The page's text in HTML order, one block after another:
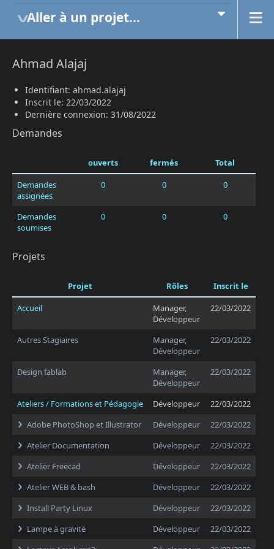
Aller à un projet...
Ahmad Alajaj
Identifiant: ahmad.alajaj
Inscrit le: 22/03/2022
Dernière connexion: 31/08/2022
Demandes
ouverts fermés
Total
Demandes
assignées
0 0 0
Demandes
soumises
0 0 0
Projets
Projet Rôles
Inscrit le
Accueil
Manager,
Développeur
22/03/2022
Autres Stagiaires
Manager,
Développeur
22/03/2022
Design fablab
Manager,
Développeur
22/03/2022
Ateliers / Formations et Pédagogie Développeur
22/03/2022
Adobe PhotoShop et Illustrator
Développeur
22/03/2022
Atelier Documentation
Développeur
22/03/2022
Atelier Freecad
Développeur
22/03/2022
Atelier WEB & bash
Développeur
22/03/2022
Install Party Linux
Développeur
22/03/2022
Lampe à gravité
Développeur
22/03/2022